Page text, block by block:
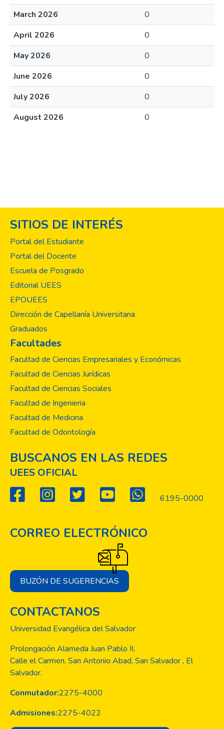
March 2026
0
April 2026
0
May 2026
0
June 2026
0
July 2026
0
August 2026
0
SITIOS DE INTERÉS
Portal del Estudiante
Portal del Docente
Escuela de Posgrado
Editorial UEES
EPOUEES
Dirección de Capellanía Universitaria
Graduados
Facultades
Facultad de Ciencias Empresariales y Económicas
Facultad de Ciencias Jurídicas
Facultad de Ciencias Sociales
Facultad de Ingenieria
Facultad de Medicina
Facultad de Odontología
BUSCANOS EN LAS REDES
UEES OFICIAL
6195-0000
CORREO ELECTRÓNICO
BUZÓN DE SUGERENCIAS
CONTACTANOS
Universidad Evangélica del Salvador
Prolongación Alameda Juan Pablo II,
Calle el Carmen, San Antonio Abad, San Salvador , El
Salvador.
Conmutador:2275-4000
Admisiones:2275-4022